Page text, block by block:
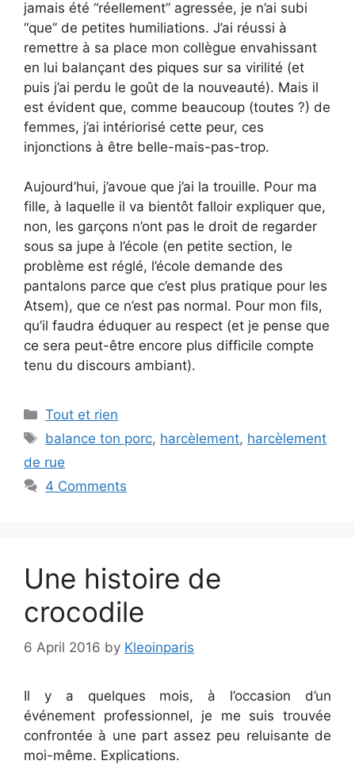
jamais été “réellement” agressée, je n’ai subi
“que” de petites humiliations. J’ai réussi à
remettre à sa place mon collègue envahissant
en lui balançant des piques sur sa virilité (et
puis j’ai perdu le goût de la nouveauté). Mais il
est évident que, comme beaucoup (toutes ?) de
femmes, j’ai intériorisé cette peur, ces
injonctions à être belle-mais-pas-trop.
Aujourd’hui, j’avoue que j’ai la trouille. Pour ma
fille, à laquelle il va bientôt falloir expliquer que,
non, les garçons n’ont pas le droit de regarder
sous sa jupe à l’école (en petite section, le
problème est réglé, l’école demande des
pantalons parce que c’est plus pratique pour les
Atsem), que ce n’est pas normal. Pour mon fils,
qu’il faudra éduquer au respect (et je pense que
ce sera peut-être encore plus difficile compte
tenu du discours ambiant).
Categories
Tout et rien
Tags
balance ton porc, harcèlement, harcèlement
de rue
4 Comments
Une histoire de
crocodile
6 April 2016 by Kleoinparis
Il y a quelques mois, à l’occasion d’un
événement professionnel, je me suis trouvée
confrontée à une part assez peu reluisante de
moi-même. Explications.